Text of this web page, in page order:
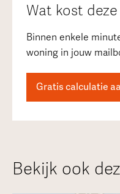
Wat kost
Binnen enkele
woning in jouw
Gratis calculatie
Bekijk ook